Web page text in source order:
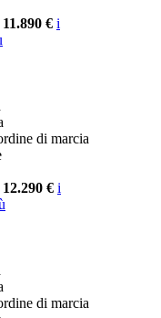
€ i
di marcia
€ i
di marcia